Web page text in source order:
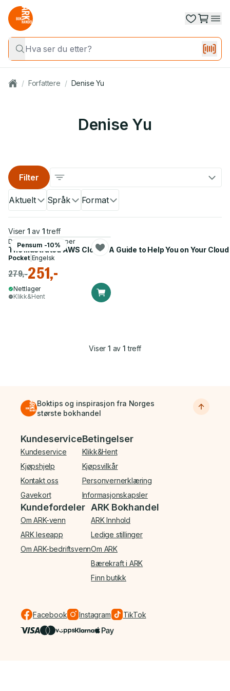
/ Forfattere / Denise Yu
Denise Yu
Aktuelt Språk Format
Filter
Viser 1 av 1 treff
Pensum -10%
Denise Yu, Jen Looper
The Illustrated AWS Cloud – A Guide to Help You on Your
Pocket| Engelsk
279,-251,-
Nettlager
Klikk&Hent
Viser1 av 1 treff
Boktips og inspirasjon fra Norges
største bokhandel
Bunnmeny
Kundeservice
Kundeservice
Kjøpshjelp
Kontakt oss
Gavekort
Betingelser
Klikk&Hent
Kjøpsvilkår
Personvernerklæring
Informasjonskapsler
Kundefordeler
Om ARK-venn
ARK leseapp
Om ARK-bedriftsvenn
ARK Bokhandel
ARK Innhold
Ledige stillinger
Om ARK
Bærekraft i ARK
Finn butikk
Facebook Instagram TikTok